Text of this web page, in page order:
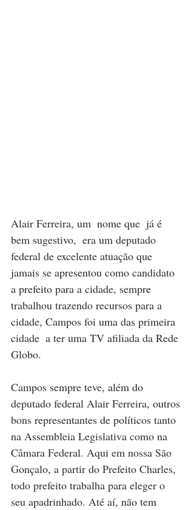
Alair Ferreira, um  nome que  já é
bem sugestivo,  era um deputado
federal de excelente atuação que
jamais se apresentou como candidato
a prefeito para a cidade, sempre
trabalhou trazendo recursos para a
cidade, Campos foi uma das primeira
cidade  a ter uma TV afiliada da Rede
Globo.
Campos sempre teve, além do
deputado federal Alair Ferreira, outros
bons representantes de políticos tanto
na Assembleia Legislativa como na
Câmara Federal. Aqui em nossa São
Gonçalo, a partir do Prefeito Charles,
todo prefeito trabalha para eleger o
seu apadrinhado. Até aí, não tem